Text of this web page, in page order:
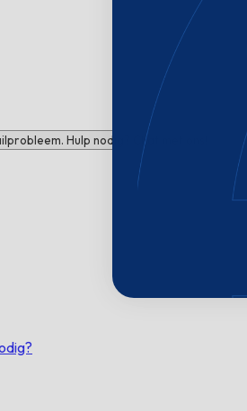
Hulp nodig? Chat met ons!